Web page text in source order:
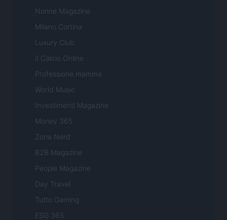
Nonne Magazine
Milano Cortina
Luxury Club
Il Calcio Online
Professione mamma
World Music
Investimenti Magazine
Money 365
Zona Nerd
B2B Magazine
People Magazine
Day Travel
Tutto Gaming
ESG 365